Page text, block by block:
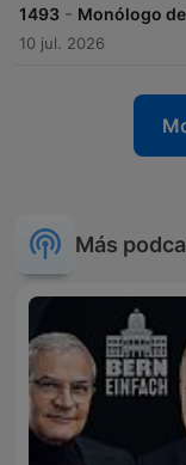
1493 - Monólogo
10 jul. 2026
Más